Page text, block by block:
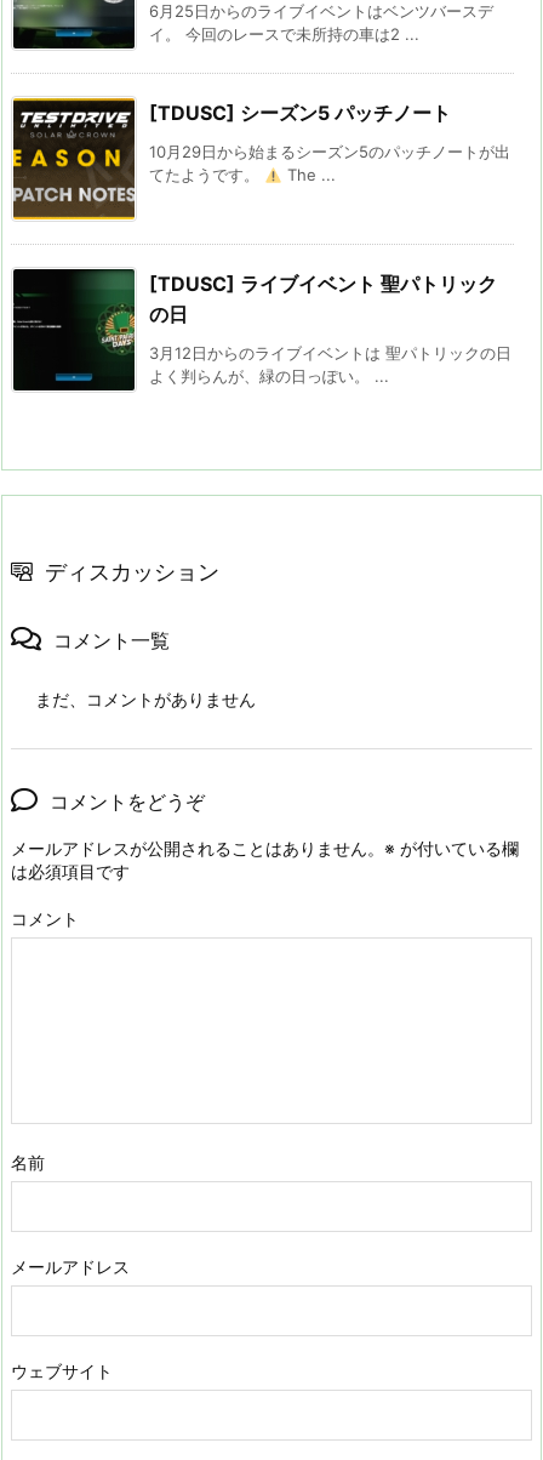
6月25日からのライブイベントはベンツバースデ
イ。 今回のレースで未所持の車は2 ...
[TDUSC] シーズン5 パッチノート
10月29日から始まるシーズン5のパッチノートが出
てたようです。
The ...
[TDUSC] ライブイベント 聖パトリック
の日
3月12日からのライブイベントは 聖パトリックの日
よく判らんが、緑の日っぽい。 ...
ディスカッション
コメント一覧
まだ、コメントがありません
コメントをどうぞ
メールアドレスが公開されることはありません。 ※ が付いている欄
は必須項目です
コメント
名前
メールアドレス
ウェブサイト